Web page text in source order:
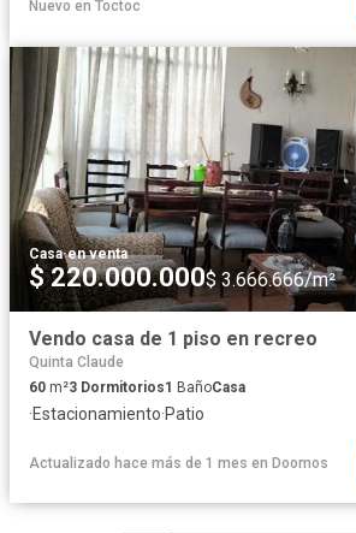
Nuevo en Toctoc
Casa·en venta
$ 220.000.000$ 3.666.666/m²
Vendo casa de 1 piso en recreo
Quinta Claude
60 m²3 Dormitorios1 BañoCasa
·Estacionamiento·Patio
Actualizado hace más de 1 mes en Doomos